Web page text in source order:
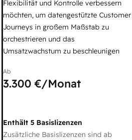
Flexibilität und Kontrolle verbessern
möchten, um datengestützte Customer
Journeys in großem Maßstab zu
orchestrieren und das
Umsatzwachstum zu beschleunigen
Ab
3.300 €/Monat
Enthält 5 Basislizenzen
Zusätzliche Basislizenzen sind ab